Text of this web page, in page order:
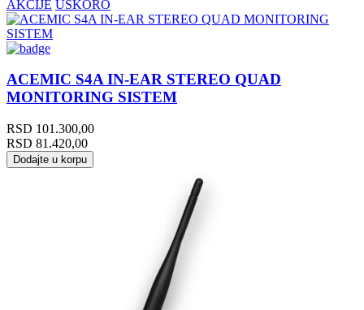
AKCIJE USKORO
ACEMIC S4A IN-EAR STEREO QUAD
MONITORING SISTEM
RSD 101.300,00
RSD 81.420,00
Dodajte u korpu